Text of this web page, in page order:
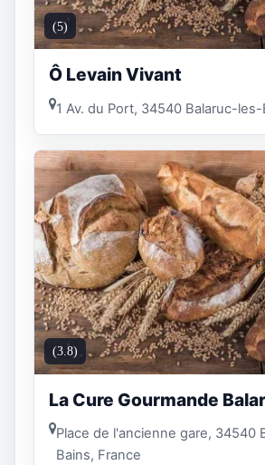
(5)
Ô Levain Vivant
1 Av. du Port, 34540 Balaruc-
(3.8)
La Cure Gourmande
Place de l'ancienne gare, 34540
Bains, France